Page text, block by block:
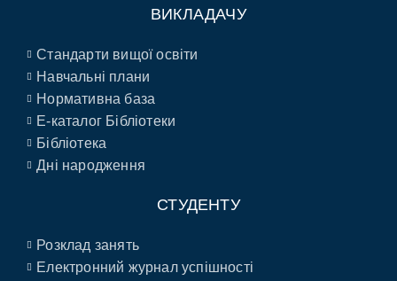
ВИКЛАДАЧУ
Стандарти вищої освіти
Навчальні плани
Нормативна база
E-каталог Бібліотеки
Бібліотека
Дні народження
СТУДЕНТУ
Розклад занять
Електронний журнал успішності